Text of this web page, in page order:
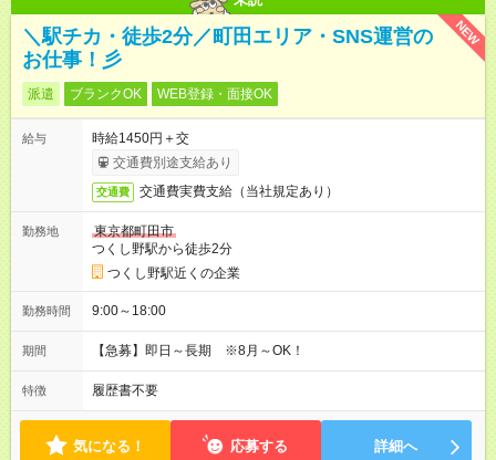
NEW
＼駅チカ・徒歩2分／町田エリア・SNS運営の
お仕事！彡
派遣 ブランクOK WEB登録・面接OK
給与
時給1450円＋交
交通費別途支給あり
交通費 交通費実費支給（当社規定あり）
勤務地
東京都町田市
つくし野駅から徒歩2分
つくし野駅近くの企業
勤務時間 9:00～18:00
期間 【急募】即日～長期 ※8月～OK！
特徴 履歴書不要
気になる！ 応募する 詳細へ